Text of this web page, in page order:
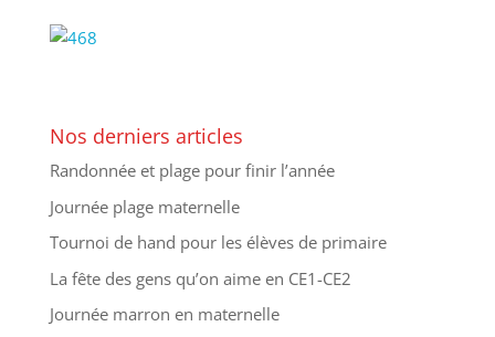
Nos derniers articles
Randonnée et plage pour finir l’année
Journée plage maternelle
Tournoi de hand pour les élèves de primaire
La fête des gens qu’on aime en CE1-CE2
Journée marron en maternelle